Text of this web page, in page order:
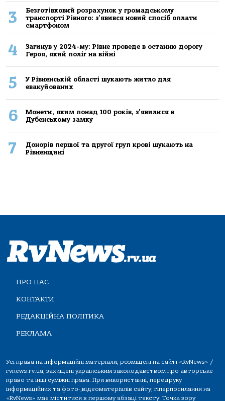
3
Безготівковий розрахунок у громадському
транспорті Рівного: з'явився новий спосіб оплати
смартфоном
4
Загинув у 2024-му: Рівне проведе в останню дорогу
Героя, який поліг на війні
5
У Рівненській області шукають житло для
евакуйованих
6
Монети, яким понад 100 років, з'явилися в
Дубенському замку
7
Донорів першої та другої груп крові шукають на
Рівненщині
ПРО НАС
КОНТАКТИ
РЕДАКЦІЙНА ПОЛІТИКА
РЕКЛАМА
Усі права на інформаційні матеріали, розміщені на сайті «RvNews» /
rvnews.rv.ua, захищені українським законодавством про авторське
право та інші суміжні права. При використанні, передруку
інформаційних та фото-,відеоматеріалів сайту, гіперпосилання на
«RvNews» має міститися в першому абзаці тексту. Точка зору